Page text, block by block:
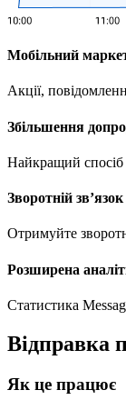
Мобільний
Акції,
Збільшення
Найкращий спосіб
Зворотній зв’язок
Отримуйте
Розширена
Статистика
Відправка
Як це працює